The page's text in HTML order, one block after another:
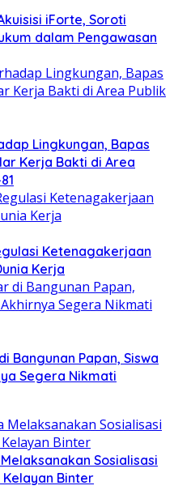
iForte, Soroti
dalam Pengawasan
Lingkungan, Bapas
Kerja Bakti di Area
Ketenagakerjaan
Kerja
Bangunan Papan, Siswa
Segera Nikmati
Sosialisasi
Binter